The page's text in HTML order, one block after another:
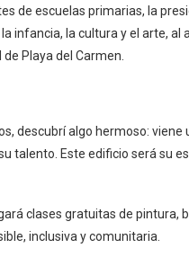
de escuelas primarias, la
infancia, la cultura y el arte,
Playa del Carmen.
descubrí algo hermoso:
talento. Este edificio será su
clases gratuitas de pintura,
inclusiva y comunitaria.